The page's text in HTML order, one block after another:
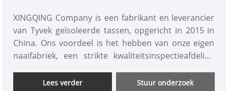
XINGQING Company is een fabrikant en leverancier
van Tyvek geïsoleerde tassen, opgericht in 2015 in
China. Ons voordeel is het hebben van onze eigen
naaifabriek, een strikte kwaliteitsinspectieafdeling
handel, dat klanten beter van dienst kan zijn,
Lees verder Stuur onderzoek